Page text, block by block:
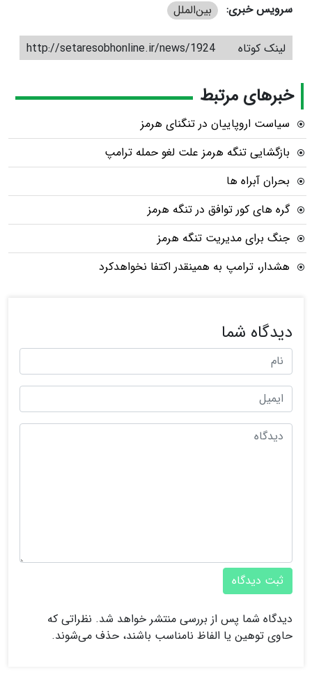
سرویس خبری: بین‌الملل
لینک کوتاه http://setaresobhonline.ir/news/1924
خبرهای مرتبط
سیاست اروپاییان در تنگنای هرمز
بازگشایی تنگه هرمز علت لغو حمله ترامپ
بحران آبراه ها
گره های کور توافق در تنگه هرمز
جنگ برای مدیریت تنگه هرمز
هشدار، ترامپ به همینقدر اکتفا نخواهدکرد
دیدگاه شما
ثبت دیدگاه
دیدگاه شما پس از بررسی منتشر خواهد شد. نظراتی که
حاوی توهین یا الفاظ نامناسب باشند، حذف می‌شوند.